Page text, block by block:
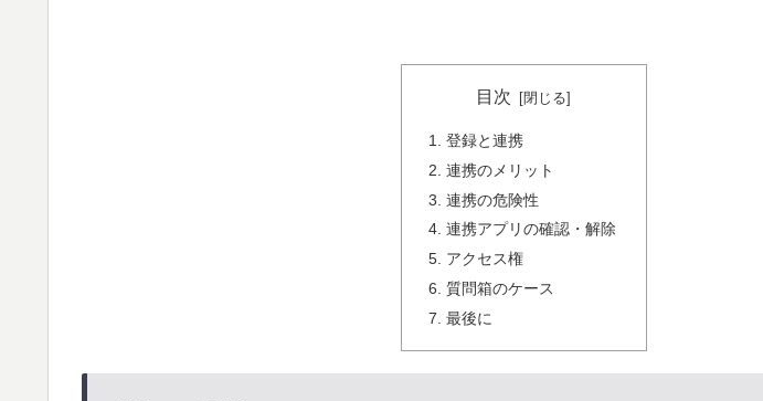
目次
登録と連携
連携のメリット
連携の危険性
連携アプリの確認・解除
アクセス権
質問箱のケース
最後に